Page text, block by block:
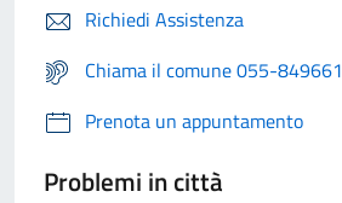
Richiedi Assistenza
Chiama il comune 055-849661
Prenota un appuntamento
Problemi in città